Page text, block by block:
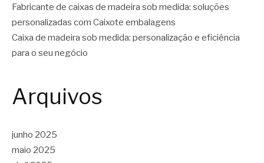
Fabricante de caixas de madeira sob medida: soluções
personalizadas com Caixote embalagens
Caixa de madeira sob medida: personalização e eficiência
para o seu negócio
Arquivos
junho 2025
maio 2025